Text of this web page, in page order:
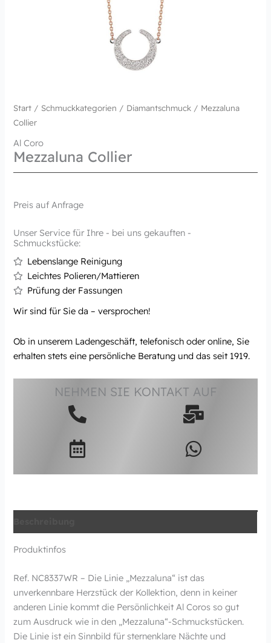
Start / Schmuckkategorien / Diamantschmuck / Mezzaluna
Collier
Al Coro
Mezzaluna Collier
Preis auf Anfrage
Unser Service für Ihre - bei uns gekauften -
Schmuckstücke:
Lebenslange Reinigung
Leichtes Polieren/Mattieren
Prüfung der Fassungen
Wir sind für Sie da – versprochen!
Ob in unserem Ladengeschäft, telefonisch oder online, Sie
erhalten stets eine persönliche Beratung und das seit 1919.
NEHMEN SIE KONTAKT AUF
Produktinfos
Ref. NC8337WR – Die Linie „Mezzaluna“ ist das
unverkennbare Herzstück der Kollektion, denn in keiner
anderen Linie kommt die Persönlichkeit Al Coros so gut
zum Ausdruck wie in den „Mezzaluna“-Schmuckstücken.
Die Linie ist ein Sinnbild für sternenklare Nächte und